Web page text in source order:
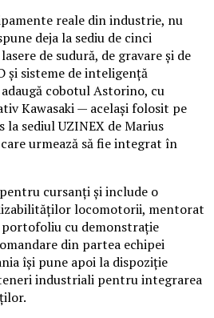
reale din industrie, nu
deja la sediu de cinci
de sudură, de gravare și de
și sisteme de inteligență
cobotul Astorino, cu
Kawasaki — același folosit pe
sediul UZINEX de Marius
urmează să fie integrat în
cursanți și include o
locomotorii, mentorat
cu demonstrație
din partea echipei
își pune apoi la dispoziție
industriali pentru integrarea